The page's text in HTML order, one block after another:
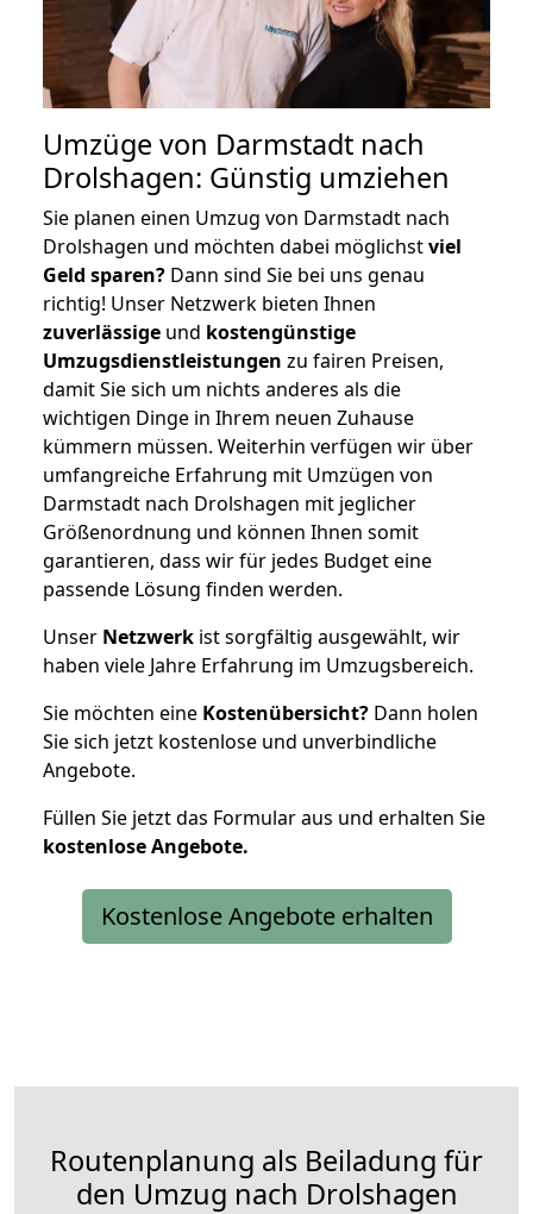
Umzüge von Darmstadt nach
Drolshagen: Günstig umziehen
Sie planen einen Umzug von Darmstadt nach
Drolshagen und möchten dabei möglichstviel
Geld sparen? Dann sind Sie bei uns genau
richtig! Unser Netzwerk bieten Ihnen
zuverlässige und kostengünstige
Umzugsdienstleistungen zu fairen Preisen,
damit Sie sich um nichts anderes als die
wichtigen Dinge in Ihrem neuen Zuhause
kümmern müssen. Weiterhin verfügen wir über
umfangreiche Erfahrung mit Umzügen von
Darmstadt nach Drolshagen mit jeglicher
Größenordnung und können Ihnen somit
garantieren, dass wir für jedes Budget eine
passende Lösung finden werden.
Unser Netzwerk ist sorgfältig ausgewählt, wir
haben viele Jahre Erfahrung im Umzugsbereich.
Sie möchten eine Kostenübersicht? Dann holen
Sie sich jetzt kostenlose und unverbindliche
Angebote.
Füllen Sie jetzt das Formular aus und erhalten Sie
kostenloseAngebote.
Kostenlose Angebote erhalten
Routenplanung als Beiladung für
den Umzug nach Drolshagen